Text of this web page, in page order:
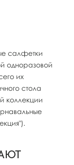
салфетки
одноразовой
их
стола
коллекции